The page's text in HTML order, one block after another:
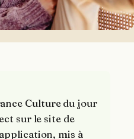
Culture du jour
sur le site de
mis à